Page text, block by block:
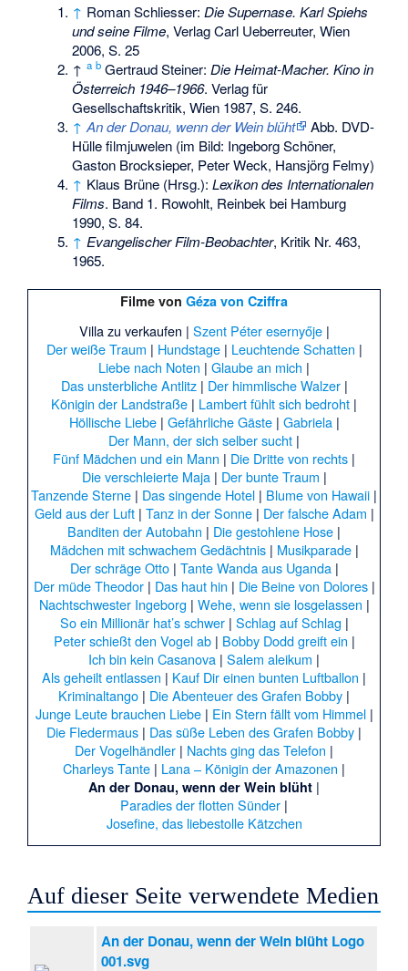
↑ Roman Schliesser:Die Supernase. Karl Spiehs
und seine Filme, Verlag Carl Ueberreuter, Wien
2006, S. 25
↑a b Gertraud Steiner:Die Heimat-Macher. Kino in
Österreich 1946–1966. Verlag für
Gesellschaftskritik, Wien 1987, S. 246.
↑ An der Donau, wenn der Wein blüht
Abb. DVD-
Hülle filmjuwelen (im Bild: Ingeborg Schöner,
Gaston Brocksieper, Peter Weck, Hansjörg Felmy)
↑ Klaus Brüne (Hrsg.):Lexikon des Internationalen
Films. Band 1. Rowohlt, Reinbek bei Hamburg
1990, S. 84.
↑ Evangelischer Film-Beobachter, Kritik Nr. 463,
1965.
Filme von Géza von Cziffra
Villa zu verkaufen | Szent Péter esernyője|
Der weiße Traum | Hundstage| Leuchtende Schatten |
Liebe nach Noten | Glaube an mich |
Das unsterbliche Antlitz| Der himmlische Walzer|
Königin der Landstraße | Lambert fühlt sich bedroht |
Höllische Liebe| Gefährliche Gäste| Gabriela|
Der Mann, der sich selber sucht |
Fünf Mädchen und ein Mann | Die Dritte von rechts |
Die verschleierte Maja| Der bunte Traum |
Tanzende Sterne | Das singende Hotel | Blume von Hawaii |
Geld aus der Luft| Tanz in der Sonne| Der falsche Adam |
Banditen der Autobahn | Die gestohlene Hose |
Mädchen mit schwachem Gedächtnis| Musikparade|
Der schräge Otto| Tante Wanda aus Uganda|
Der müde Theodor| Das haut hin | Die Beine von Dolores|
Nachtschwester Ingeborg | Wehe, wenn sie losgelassen |
So ein Millionär hat’s schwer| Schlag auf Schlag |
Peter schießt den Vogel ab| Bobby Dodd greift ein |
Ich bin kein Casanova | Salem aleikum |
Als geheilt entlassen | Kauf Dir einen bunten Luftballon |
Kriminaltango | Die Abenteuer des Grafen Bobby |
Junge Leute brauchen Liebe| Ein Stern fällt vom Himmel|
Die Fledermaus | Das süße Leben des Grafen Bobby |
Der Vogelhändler | Nachts ging das Telefon |
Charleys Tante | Lana – Königin der Amazonen |
An der Donau, wenn der Wein blüht |
Paradies der flotten Sünder |
Josefine, das liebestolle Kätzchen
Auf dieser Seite verwendete Medien
An der Donau, wenn der Wein blüht Logo
001.svg